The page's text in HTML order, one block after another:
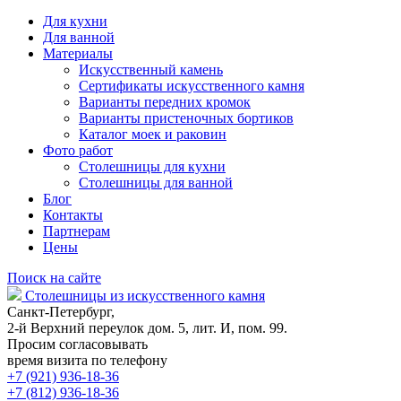
Для кухни
Для ванной
Материалы
Искусственный камень
Сертификаты искусственного камня
Варианты передних кромок
Варианты пристеночных бортиков
Каталог моек и раковин
Фото работ
Столешницы для кухни
Столешницы для ванной
Блог
Контакты
Партнерам
Цены
Поиск на сайте
Столешницы из искусственного камня
Санкт-Петербург,
2-й Верхний переулок дом. 5, лит. И, пом. 99.
Просим согласовывать
время визита по телефону
+7 (921) 936-18-36
+7 (812) 936-18-36